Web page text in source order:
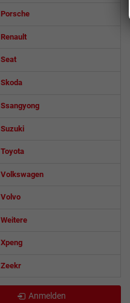
Porsche
Renault
Seat
Skoda
Ssangyong
Suzuki
Toyota
Volkswagen
Volvo
Weitere
Xpeng
Zeekr
Anmelden